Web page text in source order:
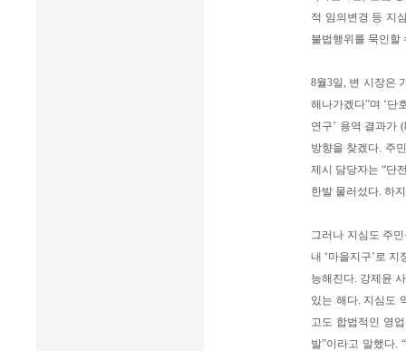
적 임의변경 등 지
불법행위를 묵인할
8월3일, 변 시장은
해나가겠다”며 ‘단
연구’ 용역 결과가
방향을 찾겠다. 주
제시 담당자는 “단
한발 물러섰다. 하
그러나 지심도 주
내 ‘마을지구’로
능해진다. 강제윤
있는 해다. 지심도
고도 합법적인 영
발”이라고 말했다.